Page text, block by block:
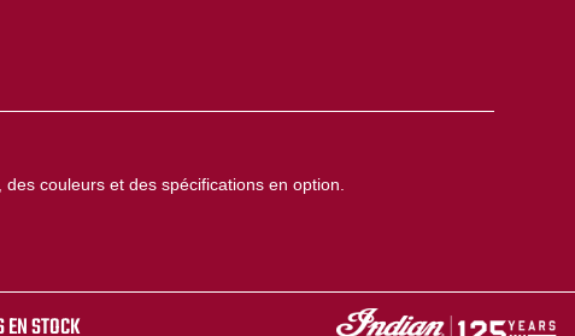
EN STOCK
couleurs et des spécifications en option.